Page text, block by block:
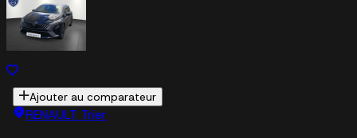
Ajouter au comparateur
RENAULT Trier